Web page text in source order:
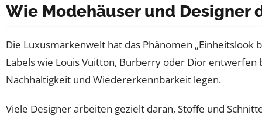
Wie Modehäuser und
Die Luxusmarkenwelt hat das Phänomen
Labels wie Louis Vuitton, Burberry oder Dior
Nachhaltigkeit und Wiedererkennbarkeit legen.
Viele Designer arbeiten gezielt daran, Stoffe und